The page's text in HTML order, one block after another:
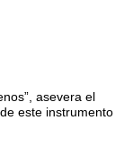
asevera el
este instrumento